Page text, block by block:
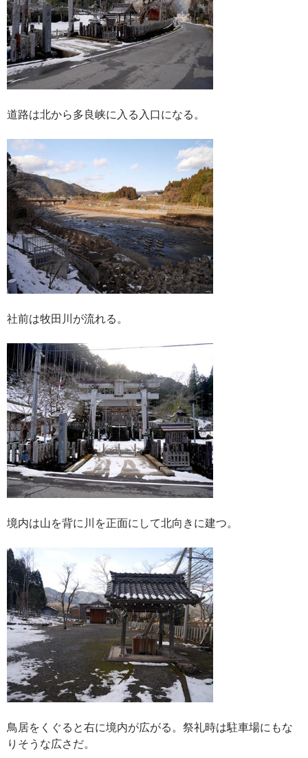
道路は北から多良峡に入る入口になる。
社前は牧田川が流れる。
境内は山を背に川を正面にして北向きに建つ。
鳥居をくぐると右に境内が広がる。祭礼時は駐車場にもな
りそうな広さだ。